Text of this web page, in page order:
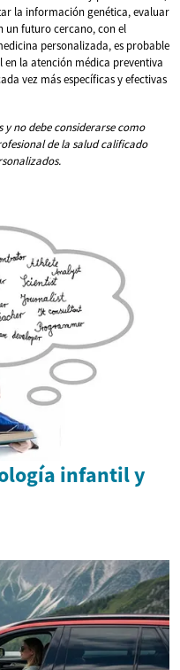
la información genética, evaluar
un futuro cercano, con el
personalizada, es probable
en la atención médica preventiva
vez más específicas y efectivas
no debe considerarse como
de la salud calificado
infantil y